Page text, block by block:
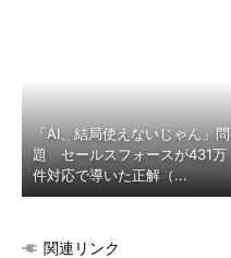
「AI、結局使えないじゃん」問
題 セールスフォースが431万
件対応で導いた正解（...
関連リンク